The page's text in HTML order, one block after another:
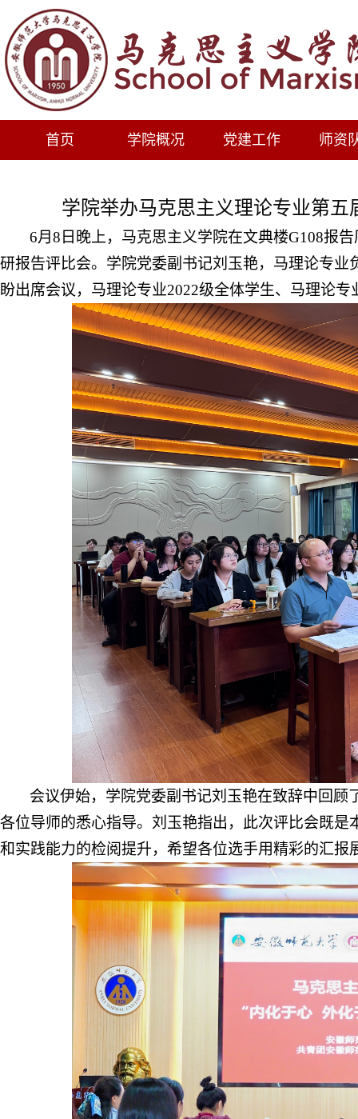
首页 学院概况 党建工作 师资
学院举办马克思主义理论专业第
6月8日晚上，马克思主义学院在文典楼G108报
研报告评比会。学院党委副书记刘玉艳，马理论专
盼出席会议，马理论专业2022级全体学生、马理论
会议伊始，学院党委副书记刘玉艳在致辞中回
各位导师的悉心指导。刘玉艳指出，此次评比会既
和实践能力的检阅提升，希望各位选手用精彩的汇